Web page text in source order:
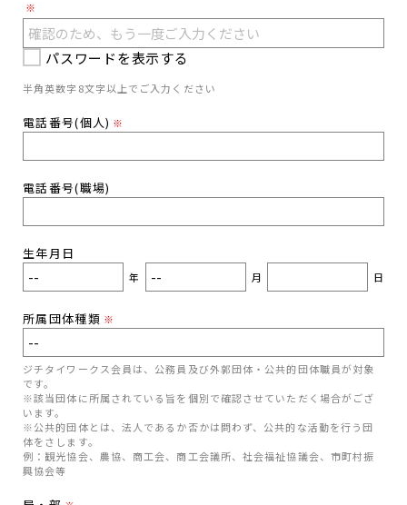
※
パスワードを表示する
半角英数字8文字以上でご入力ください
電話番号(個人) ※
電話番号(職場)
生年月日
年 月 日
所属団体種類 ※
ジチタイワークス会員は、公務員及び外郭団体・公共的団体職員が対象
です。
※該当団体に所属されている旨を個別で確認させていただく場合がござ
います。
※公共的団体とは、法人であるか否かは問わず、公共的な活動を行う団
体をさします。
例：観光協会、農協、商工会、商工会議所、社会福祉協議会、市町村振
興協会等